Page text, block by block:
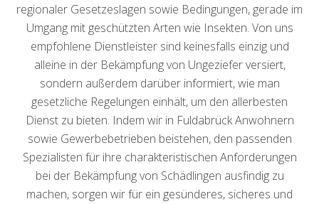
regionaler Gesetzeslagen sowie Bedingungen, gerade im
Umgang mit geschützten Arten wie Insekten. Von uns
empfohlene Dienstleister sind keinesfalls einzig und
alleine in der Bekämpfung von Ungeziefer versiert,
sondern außerdem darüber informiert, wie man
gesetzliche Regelungen einhält, um den allerbesten
Dienst zu bieten. Indem wir in Fuldabrück Anwohnern
sowie Gewerbebetrieben beistehen, den passenden
Spezialisten für ihre charakteristischen Anforderungen
bei der Bekämpfung von Schädlingen ausfindig zu
machen, sorgen wir für ein gesünderes, sicheres und